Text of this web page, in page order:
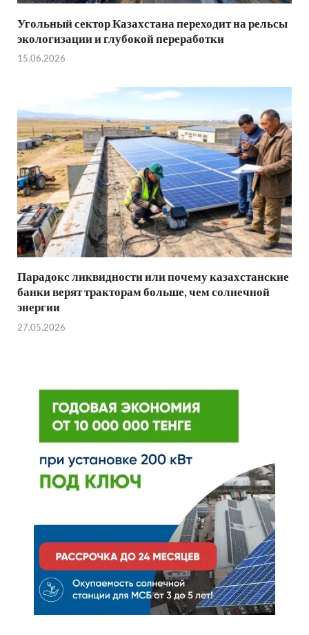
Угольный сектор Казахстана переходит на рельсы
экологизации и глубокой переработки
15.06.2026
Парадокс ликвидности или почему казахстанские
банки верят тракторам больше, чем солнечной
энергии
27.05.2026